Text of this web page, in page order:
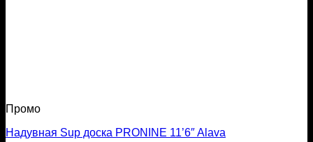
Промо
Надувная Sup доска PRONINE 11’6″ Alava